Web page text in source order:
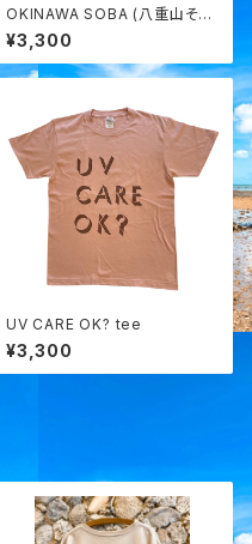
OKINAWA SOBA (八重山そ
ば) ボサノバ tee
¥3,300
UV CARE OK? tee
¥3,300